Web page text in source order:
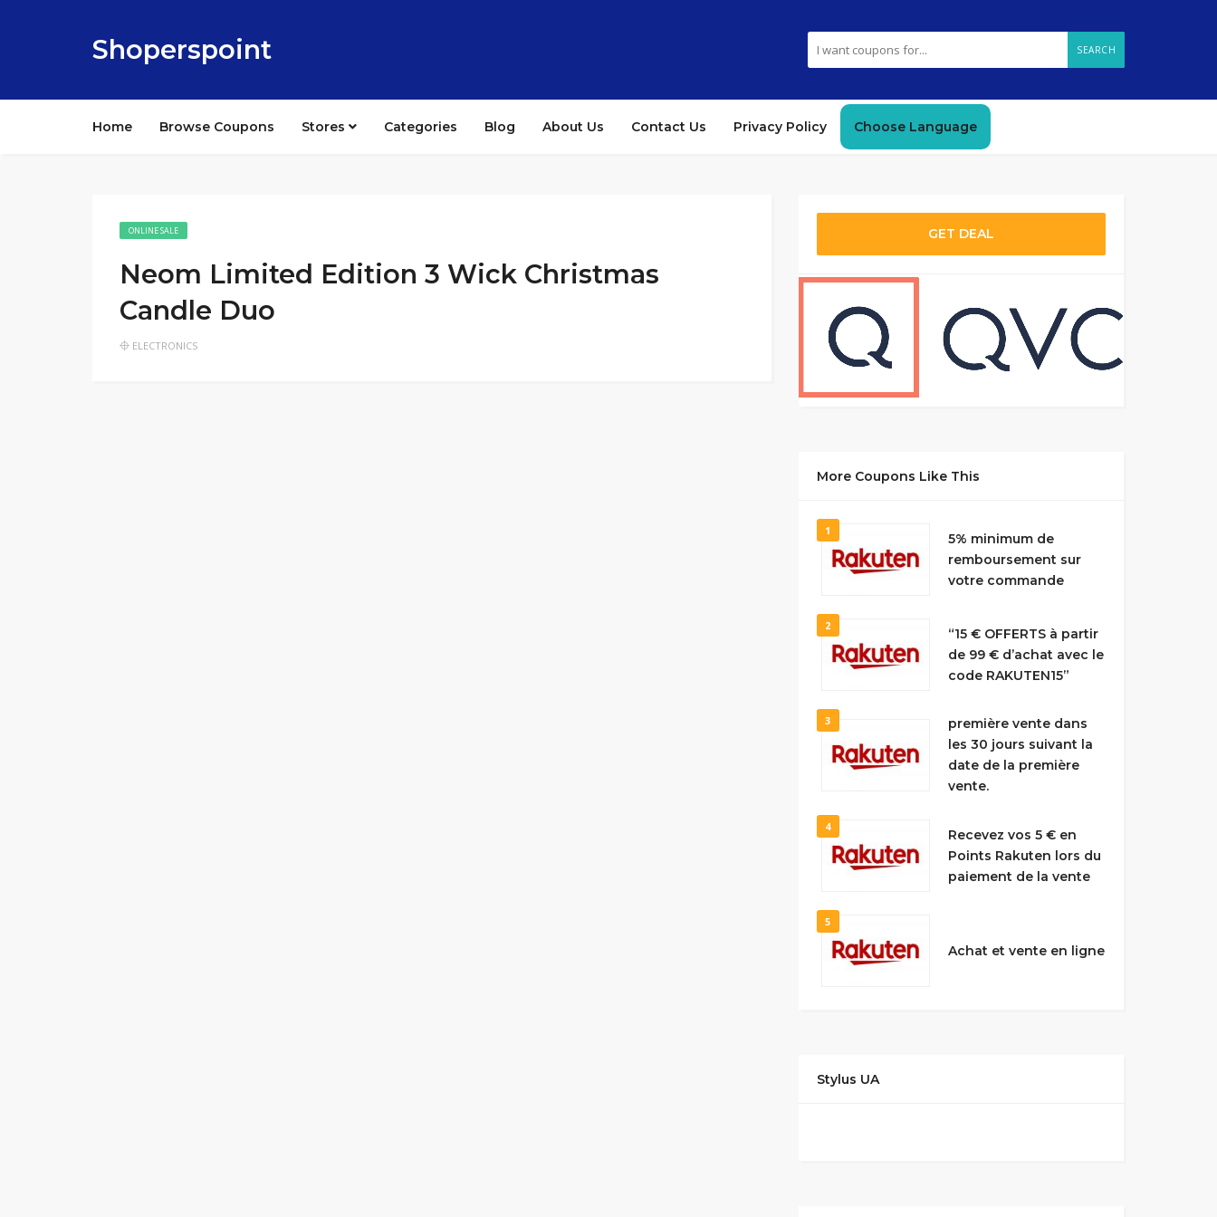
Shoperspoint SEARCH
Home Browse Coupons Stores Categories Blog About Us Contact Us Privacy Policy Choose Language
ONLINE SALE
Neom Limited Edition 3 Wick Christmas
Candle Duo
ELECTRONICS
GET DEAL
More Coupons Like This
1
5% minimum de
remboursement sur
votre commande
2
“15 € OFFERTS à partir
de 99 € d’achat avec le
code RAKUTEN15”
3
première vente dans
les 30 jours suivant la
date de la première
vente.
4
Recevez vos 5 € en
Points Rakuten lors du
paiement de la vente
5
Achat et vente en ligne
Stylus UA